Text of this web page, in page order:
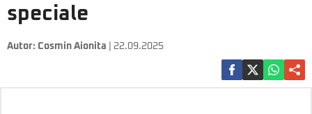
speciale
Autor: Cosmin Aionita | 22.09.2025